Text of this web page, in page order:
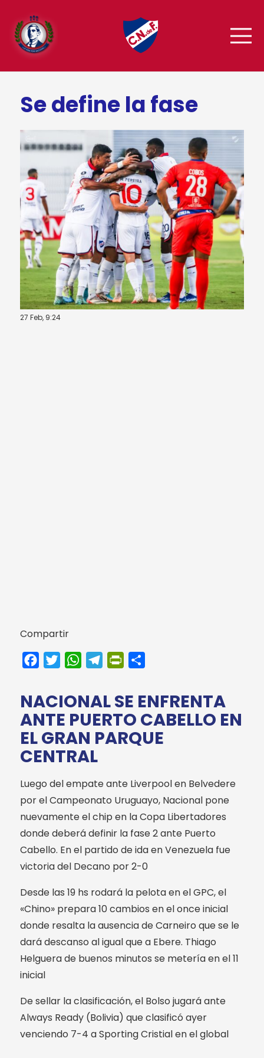
Se define la fase
27 Feb, 9:24
Compartir
FacebookTwitterWhatsAppTelegramPrintFriendly
NACIONAL SE ENFRENTA
ANTE PUERTO CABELLO EN
EL GRAN PARQUE
CENTRAL
Luego del empate ante Liverpool en Belvedere
por el Campeonato Uruguayo, Nacional pone
nuevamente el chip en la Copa Libertadores
donde deberá definir la fase 2 ante Puerto
Cabello. En el partido de ida en Venezuela fue
victoria del Decano por 2-0
Desde las 19 hs rodará la pelota en el GPC, el
«Chino» prepara 10 cambios en el once inicial
donde resalta la ausencia de Carneiro que se le
dará descanso al igual que a Ebere. Thiago
Helguera de buenos minutos se metería en el 11
inicial
De sellar la clasificación, el Bolso jugará ante
Always Ready (Bolivia) que clasificó ayer
venciendo 7-4 a Sporting Cristial en el global